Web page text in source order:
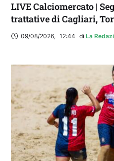
LIVE Calciomercato |
trattative di Cagliari,
09/08/2026, 12:44 di La